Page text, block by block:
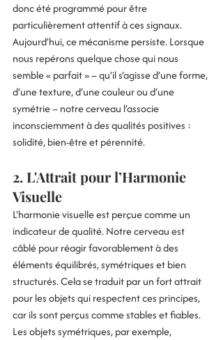
donc été programmé pour être
particulièrement attentif à ces signaux.
Aujourd’hui, ce mécanisme persiste. Lorsque
nous repérons quelque chose qui nous
semble « parfait » – qu’il s’agisse d’une forme,
d’une texture, d’une couleur ou d’une
symétrie – notre cerveau l’associe
inconsciemment à des qualités positives :
solidité, bien-être et pérennité.
2. L'Attrait pour l’Harmonie
Visuelle
L'harmonie visuelle est perçue comme un
indicateur de qualité. Notre cerveau est
câblé pour réagir favorablement à des
éléments équilibrés, symétriques et bien
structurés. Cela se traduit par un fort attrait
pour les objets qui respectent ces principes,
car ils sont perçus comme stables et fiables.
Les objets symétriques, par exemple,